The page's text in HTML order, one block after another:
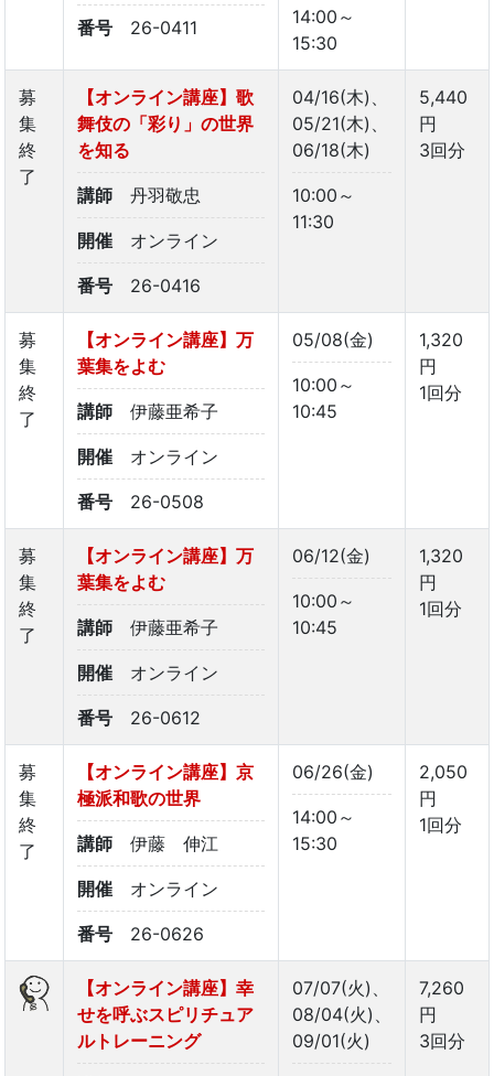
番号 26-0411
14:00～
15:30
募
集
終
了
【オンライン講座】歌
舞伎の「彩り」の世界
を知る
講師 丹羽敬忠
開催 オンライン
番号 26-0416
04/16(木)、
05/21(木)、
06/18(木)
10:00～
11:30
5,440
円
3回分
募
集
終
了
【オンライン講座】万
葉集をよむ
講師 伊藤亜希子
開催 オンライン
番号 26-0508
05/08(金)
10:00～
10:45
1,320
円
1回分
募
集
終
了
【オンライン講座】万
葉集をよむ
講師 伊藤亜希子
開催 オンライン
番号 26-0612
06/12(金)
10:00～
10:45
1,320
円
1回分
募
集
終
了
【オンライン講座】京
極派和歌の世界
講師 伊藤 伸江
開催 オンライン
番号 26-0626
06/26(金)
14:00～
15:30
2,050
円
1回分
【オンライン講座】幸
せを呼ぶスピリチュア
ルトレーニング
07/07(火)、
08/04(火)、
09/01(火)
7,260
円
3回分